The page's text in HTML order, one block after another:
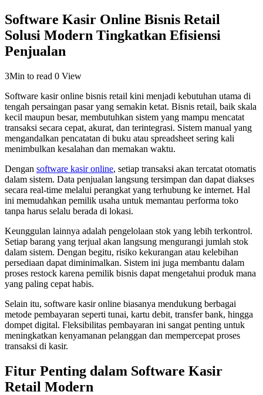
Software Kasir Online Bisnis Retail
Solusi Modern Tingkatkan Efisiensi
Penjualan
3Min to read 0 View
Software kasir online bisnis retail kini menjadi kebutuhan utama di
tengah persaingan pasar yang semakin ketat. Bisnis retail, baik skala
kecil maupun besar, membutuhkan sistem yang mampu mencatat
transaksi secara cepat, akurat, dan terintegrasi. Sistem manual yang
mengandalkan pencatatan di buku atau spreadsheet sering kali
menimbulkan kesalahan dan memakan waktu.
Dengan software kasir online, setiap transaksi akan tercatat otomatis
dalam sistem. Data penjualan langsung tersimpan dan dapat diakses
secara real-time melalui perangkat yang terhubung ke internet. Hal
ini memudahkan pemilik usaha untuk memantau performa toko
tanpa harus selalu berada di lokasi.
Keunggulan lainnya adalah pengelolaan stok yang lebih terkontrol.
Setiap barang yang terjual akan langsung mengurangi jumlah stok
dalam sistem. Dengan begitu, risiko kekurangan atau kelebihan
persediaan dapat diminimalkan. Sistem ini juga membantu dalam
proses restock karena pemilik bisnis dapat mengetahui produk mana
yang paling cepat habis.
Selain itu, software kasir online biasanya mendukung berbagai
metode pembayaran seperti tunai, kartu debit, transfer bank, hingga
dompet digital. Fleksibilitas pembayaran ini sangat penting untuk
meningkatkan kenyamanan pelanggan dan mempercepat proses
transaksi di kasir.
Fitur Penting dalam Software Kasir
Retail Modern